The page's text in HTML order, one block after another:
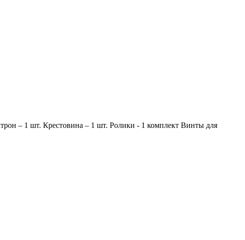
– 1 шт. Крестовина – 1 шт. Ролики - 1 комплект Винты для